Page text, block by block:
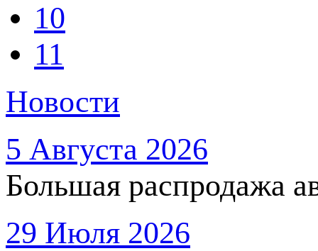
10
11
Новости
5 Августа 2026
Большая распродажа
29 Июля 2026